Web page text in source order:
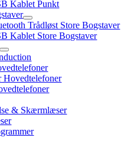
Kablet Punkt
Trådløst Store Bogstaver
Kablet Store Bogstaver
Hovedtelefoner
& Skærmlæser